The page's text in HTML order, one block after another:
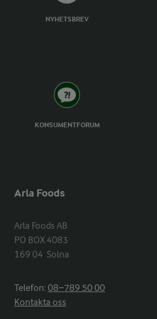
NYHETSBREV
KONSUMENTFORUM
Arla Foods
Arla Foods AB
PO BOX 4083
169 04  Solna
Telefon:08−789 50 00
Kontakta oss